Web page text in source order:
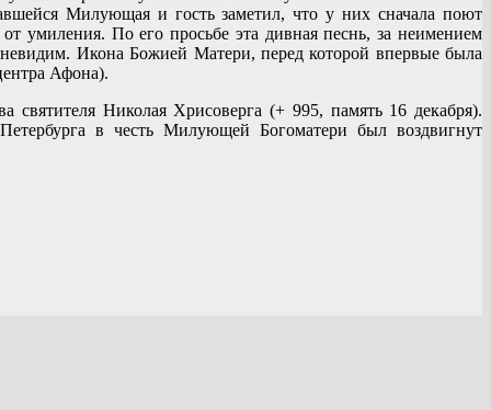
Милующая и гость заметил, что у них сначала поют
умиления. По его просьбе эта дивная песнь, за неимением
Икона Божией Матери, перед которой впервые была
Афона).
Николая Хрисоверга (+ 995, память 16 декабря).
в честь Милующей Богоматери был воздвигнут